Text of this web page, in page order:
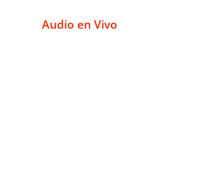
Audio en Vivo